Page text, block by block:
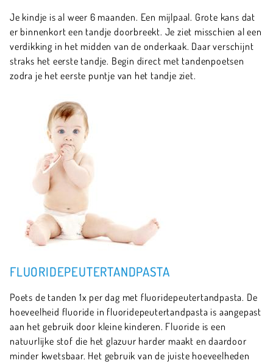
Je kindje is al weer 6 maanden. Een mijlpaal. Grote kans dat
er binnenkort een tandje doorbreekt. Je ziet misschien al een
verdikking in het midden van de onderkaak. Daar verschijnt
straks het eerste tandje. Begin direct met tandenpoetsen
zodra je het eerste puntje van het tandje ziet.
FLUORIDEPEUTERTANDPASTA
Poets de tanden 1x per dag met fluoridepeutertandpasta. De
hoeveelheid fluoride in fluoridepeutertandpasta is aangepast
aan het gebruik door kleine kinderen. Fluoride is een
natuurlijke stof die het glazuur harder maakt en daardoor
minder kwetsbaar. Het gebruik van de juiste hoeveelheden